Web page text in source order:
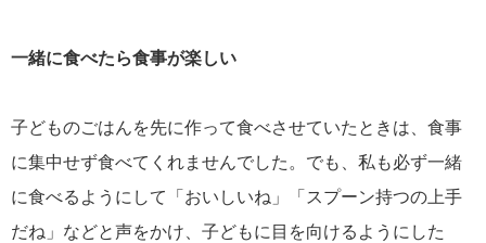
一緒に食べたら食事が楽しい
子どものごはんを先に作って食べさせていたときは、食事
に集中せず食べてくれませんでした。でも、私も必ず一緒
に食べるようにして「おいしいね」「スプーン持つの上手
だね」などと声をかけ、子どもに目を向けるようにした